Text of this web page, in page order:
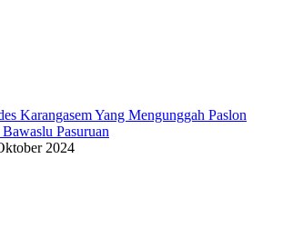
Karangasem Yang Mengunggah Paslon
Pasuruan
2024